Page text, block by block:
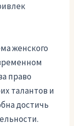
женского
право
талантов и
достичь